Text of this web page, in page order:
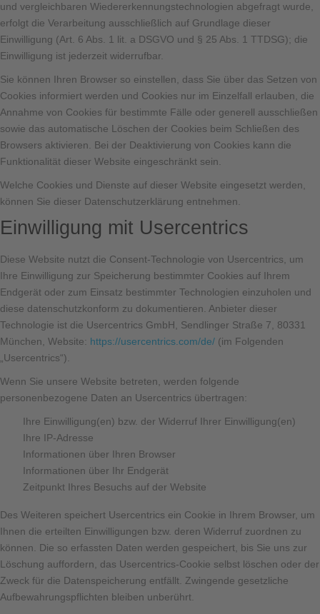
und vergleichbaren Wiedererkennungstechnologien abgefragt wurde,
erfolgt die Verarbeitung ausschließlich auf Grundlage dieser
Einwilligung (Art. 6 Abs. 1 lit. a DSGVO und § 25 Abs. 1 TTDSG); die
Einwilligung ist jederzeit widerrufbar.
Sie können Ihren Browser so einstellen, dass Sie über das Setzen von
Cookies informiert werden und Cookies nur im Einzelfall erlauben, die
Annahme von Cookies für bestimmte Fälle oder generell ausschließen
sowie das automatische Löschen der Cookies beim Schließen des
Browsers aktivieren. Bei der Deaktivierung von Cookies kann die
Funktionalität dieser Website eingeschränkt sein.
Welche Cookies und Dienste auf dieser Website eingesetzt werden,
können Sie dieser Datenschutzerklärung entnehmen.
Einwilligung mit Usercentrics
Diese Website nutzt die Consent-Technologie von Usercentrics, um
Ihre Einwilligung zur Speicherung bestimmter Cookies auf Ihrem
Endgerät oder zum Einsatz bestimmter Technologien einzuholen und
diese datenschutzkonform zu dokumentieren. Anbieter dieser
Technologie ist die Usercentrics GmbH, Sendlinger Straße 7, 80331
München, Website: https://usercentrics.com/de/ (im Folgenden
„Usercentrics“).
Wenn Sie unsere Website betreten, werden folgende
personenbezogene Daten an Usercentrics übertragen:
Ihre Einwilligung(en) bzw. der Widerruf Ihrer Einwilligung(en)
Ihre IP-Adresse
Informationen über Ihren Browser
Informationen über Ihr Endgerät
Zeitpunkt Ihres Besuchs auf der Website
Des Weiteren speichert Usercentrics ein Cookie in Ihrem Browser, um
Ihnen die erteilten Einwilligungen bzw. deren Widerruf zuordnen zu
können. Die so erfassten Daten werden gespeichert, bis Sie uns zur
Löschung auffordern, das Usercentrics-Cookie selbst löschen oder der
Zweck für die Datenspeicherung entfällt. Zwingende gesetzliche
Aufbewahrungspflichten bleiben unberührt.